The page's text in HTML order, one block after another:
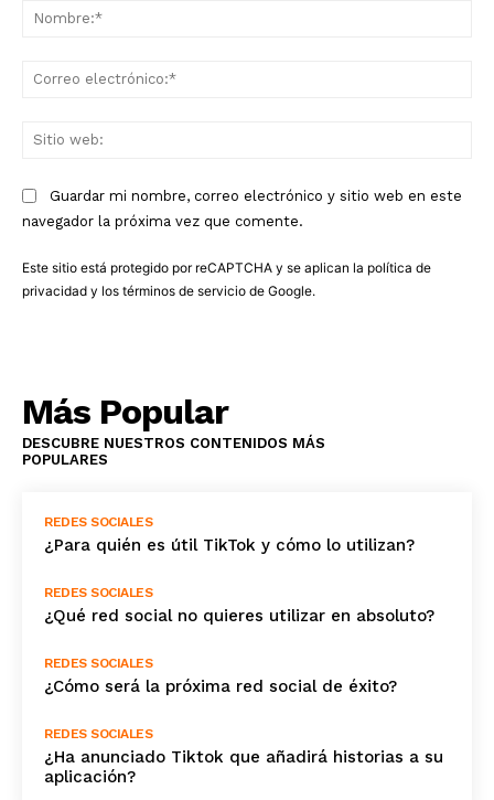
Guardar mi nombre, correo electrónico y sitio web en este
navegador la próxima vez que comente.
Este sitio está protegido por reCAPTCHA y se aplican la política de
privacidad y los términos de servicio de Google.
Más Popular
DESCUBRE NUESTROS CONTENIDOS MÁS
POPULARES
REDES SOCIALES
¿Para quién es útil TikTok y cómo lo utilizan?
REDES SOCIALES
¿Qué red social no quieres utilizar en absoluto?
REDES SOCIALES
¿Cómo será la próxima red social de éxito?
REDES SOCIALES
¿Ha anunciado Tiktok que añadirá historias a su
aplicación?